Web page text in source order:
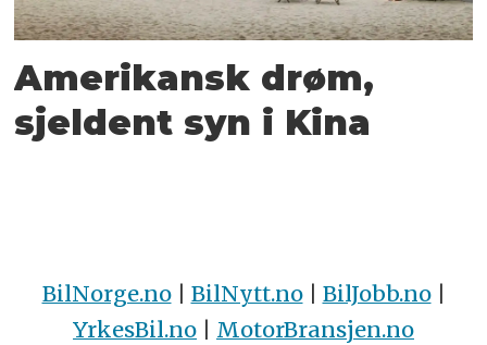
Amerikansk drøm,
sjeldent syn i Kina
BilNorge.no| BilNytt.no| BilJobb.no|
YrkesBil.no
MotorBransjen.no